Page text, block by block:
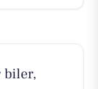
biler,